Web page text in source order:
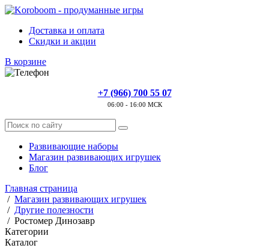
Доставка и оплата
Скидки и акции
В корзине
+7 (966) 700 55 07
06:00 - 16:00 МСК
Развивающие наборы
Магазин развивающих игрушек
Блог
Главная страница
/ Магазин развивающих игрушек
/ Другие полезности
/ Ростомер Динозавр
Категории
Каталог